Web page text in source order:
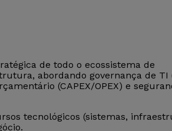
de todo o ecossistema de
abordando governança de TI
(CAPEX/OPEX) e
tecnológicos (sistemas,